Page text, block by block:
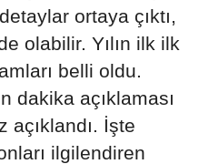
ortaya çıktı,
olabilir. Yılın ilk ilk
belli oldu.
dakika açıklaması
açıklandı. İşte
ilgilendiren